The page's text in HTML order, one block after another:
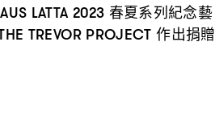
LATTA 2023 春夏系列紀念藝
TREVOR PROJECT作出捐贈